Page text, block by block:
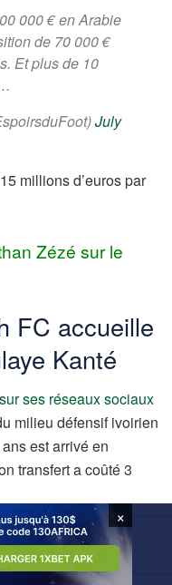
000 € en Arabie
de 70 000 €
Et plus de 10
July
millions d’euros par
Zézé sur le
FC accueille
Kanté
ses réseaux sociaux
milieu défensif ivoirien
est arrivé en
transfert a coûté 3
jeunes
×